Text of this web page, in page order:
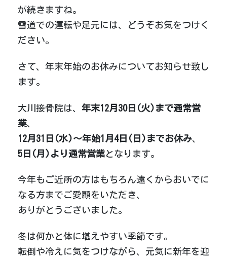
が続きますね。
雪道での運転や足元には、どうぞお気をつけく
ださい。
さて、年末年始のお休みについてお知らせ致し
ます。
大川接骨院は、 年末12月30日(火)まで通常営
業、
12月31日(水)～年始1月4日(日)までお休み、
5日(月)より通常営業となります。
今年もご近所の方はもちろん遠くからおいでに
なる方までご愛顧をいただき、
ありがとうございました。
冬は何かと体に堪えやすい季節です。
転倒や冷えに気をつけながら、元気に新年を迎